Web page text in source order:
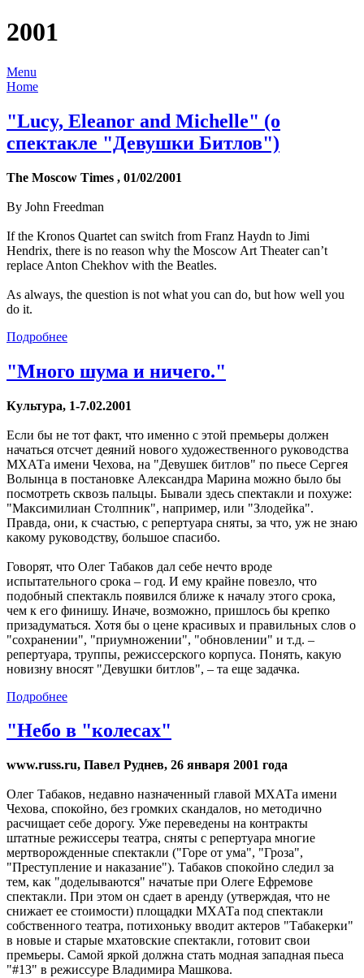
2001
Menu
Home
"Lucy, Eleanor and Michelle" (о
спектакле "Девушки Битлов")
The Moscow Times , 01/02/2001
By John Freedman
If the Kronos Quartet can switch from Franz Haydn to Jimi
Hendrix, there is no reason why the Moscow Art Theater can’t
replace Anton Chekhov with the Beatles.
As always, the question is not what you can do, but how well you
do it.
Подробнее
"Много шума и ничего."
Культура, 1-7.02.2001
Если бы не тот факт, что именно с этой премьеры должен
начаться отсчет деяний нового художественного руководства
МХАТа имени Чехова, на "Девушек битлов" по пьесе Сергея
Волынца в постановке Александра Марина можно было бы
посмотреть сквозь пальцы. Бывали здесь спектакли и похуже:
"Максимилиан Столпник", например, или "Злодейка".
Правда, они, к счастью, с репертуара сняты, за что, уж не знаю
какому руководству, большое спасибо.
Говорят, что Олег Табаков дал себе нечто вроде
испытательного срока – год. И ему крайне повезло, что
подобный спектакль появился ближе к началу этого срока,
чем к его финишу. Иначе, возможно, пришлось бы крепко
призадуматься. Хотя бы о цене красивых и правильных слов о
"сохранении", "приумножении", "обновлении" и т.д. –
репертуара, труппы, режиссерского корпуса. Понять, какую
новизну вносят "Девушки битлов", – та еще задачка.
Подробнее
"Небо в "колесах"
www.russ.ru, Павел Руднев, 26 января 2001 года
Олег Табаков, недавно назначенный главой МХАТа имени
Чехова, спокойно, без громких скандалов, но методично
расчищает себе дорогу. Уже переведены на контракты
штатные режиссеры театра, сняты с репертуара многие
мертворожденные спектакли ("Горе от ума", "Гроза",
"Преступление и наказание"). Табаков спокойно следил за
тем, как "доделываются" начатые при Олеге Ефремове
спектакли. При этом он сдает в аренду (утверждая, что не
снижает ее стоимости) площадки МХАТа под спектакли
собственного театра, потихоньку вводит актеров "Табакерки"
в новые и старые мхатовские спектакли, готовит свои
премьеры. Самой яркой должна стать модная западная пьеса
"#13" в режиссуре Владимира Машкова.